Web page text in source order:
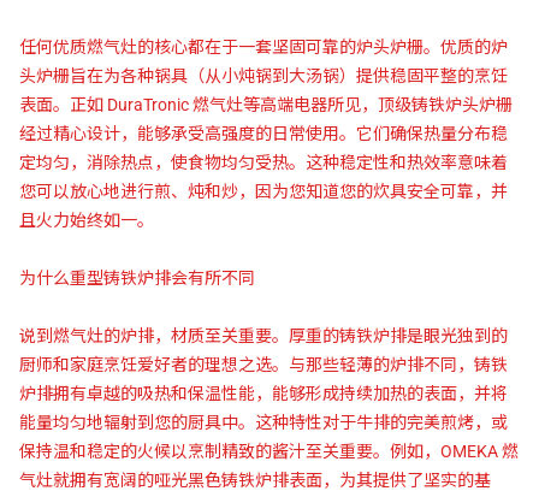
任何优质燃气灶的核心都在于一套坚固可靠的炉头炉栅。优质的炉
头炉栅旨在为各种锅具（从小炖锅到大汤锅）提供稳固平整的烹饪
表面。正如 DuraTronic 燃气灶等高端电器所见，顶级铸铁炉头炉栅
经过精心设计，能够承受高强度的日常使用。它们确保热量分布稳
定均匀，消除热点，使食物均匀受热。这种稳定性和热效率意味着
您可以放心地进行煎、炖和炒，因为您知道您的炊具安全可靠，并
且火力始终如一。
为什么重型铸铁炉排会有所不同
说到燃气灶的炉排，材质至关重要。厚重的铸铁炉排是眼光独到的
厨师和家庭烹饪爱好者的理想之选。与那些轻薄的炉排不同，铸铁
炉排拥有卓越的吸热和保温性能，能够形成持续加热的表面，并将
能量均匀地辐射到您的厨具中。这种特性对于牛排的完美煎烤，或
保持温和稳定的火候以烹制精致的酱汁至关重要。例如，OMEKA 燃
气灶就拥有宽阔的哑光黑色铸铁炉排表面，为其提供了坚实的基